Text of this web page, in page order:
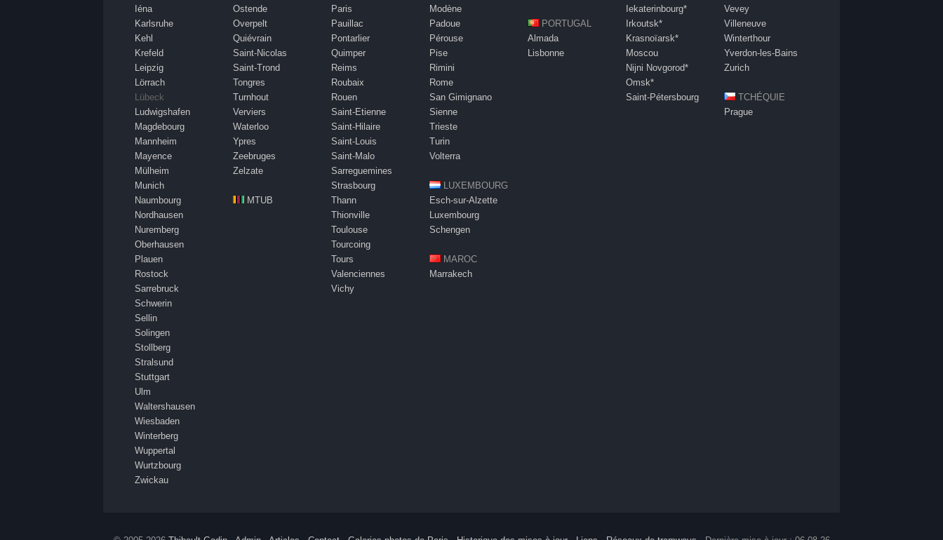
Iéna
Karlsruhe
Kehl
Krefeld
Leipzig
Lörrach
Lübeck
Ludwigshafen
Magdebourg
Mannheim
Mayence
Mülheim
Munich
Naumbourg
Nordhausen
Nuremberg
Oberhausen
Plauen
Rostock
Sarrebruck
Schwerin
Sellin
Solingen
Stollberg
Stralsund
Stuttgart
Ulm
Waltershausen
Wiesbaden
Winterberg
Wuppertal
Wurtzbourg
Zwickau
Ostende
Overpelt
Quiévrain
Saint-Nicolas
Saint-Trond
Tongres
Turnhout
Verviers
Waterloo
Ypres
Zeebruges
Zelzate
MTUB
Paris
Pauillac
Pontarlier
Quimper
Reims
Roubaix
Rouen
Saint-Etienne
Saint-Hilaire
Saint-Louis
Saint-Malo
Sarreguemines
Strasbourg
Thann
Thionville
Toulouse
Tourcoing
Tours
Valenciennes
Vichy
Modène
Padoue
Pérouse
Pise
Rimini
Rome
San Gimignano
Sienne
Trieste
Turin
Volterra
LUXEMBOURG
Esch-sur-Alzette
Luxembourg
Schengen
MAROC
Marrakech
PORTUGAL
Almada
Lisbonne
Iekaterinbourg*
Irkoutsk*
Krasnoïarsk*
Moscou
Nijni Novgorod*
Omsk*
Saint-Pétersbourg
Vevey
Villeneuve
Winterthour
Yverdon-les-Bains
Zurich
TCHÉQUIE
Prague